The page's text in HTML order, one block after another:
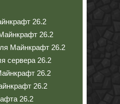
26.2
26.2
Майнкрафт 26.2
сервера 26.2
26.2
26.2
26.2